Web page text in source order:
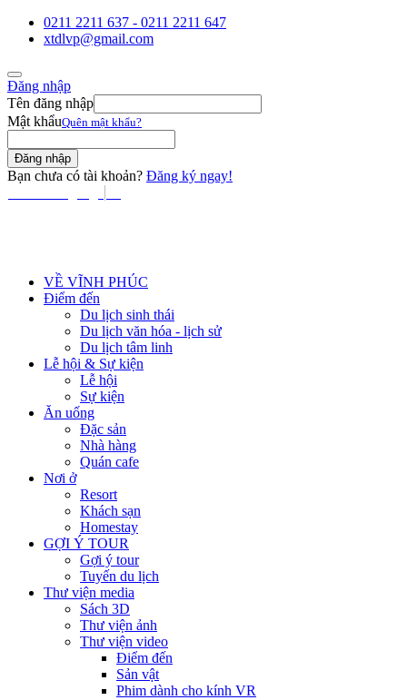
0211 2211 637 - 0211 2211 647
xtdlvp@gmail.com
Đăng nhập
Tên đăng nhập
Mật khẩuQuên mật khẩu?
Bạn chưa có tài khoản? Đăng ký ngay!
VỀ VĨNH PHÚC
Điểm đến
Du lịch sinh thái
Du lịch văn hóa - lịch sử
Du lịch tâm linh
Lễ hội & Sự kiện
Lễ hội
Sự kiện
Ăn uống
Đặc sản
Nhà hàng
Quán cafe
Nơi ở
Resort
Khách sạn
Homestay
GỢI Ý TOUR
Gợi ý tour
Tuyến du lịch
Thư viện media
Sách 3D
Thư viện ảnh
Thư viện video
Điểm đến
Sản vật
Phim dành cho kính VR